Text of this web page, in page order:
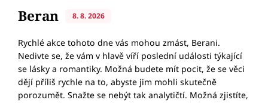
Beran 8. 8. 2026
Rychlé akce tohoto dne vás mohou zmást, Berani.
Nedivte se, že vám v hlavě víří poslední události týkající
se lásky a romantiky. Možná budete mít pocit, že se věci
dějí příliš rychle na to, abyste jim mohli skutečně
porozumět. Snažte se nebýt tak analytičtí. Možná zjistíte,